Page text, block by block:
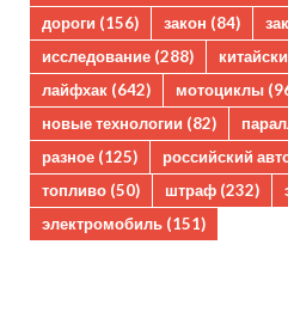
дороги (156) закон (84)
исследование (288)
лайфхак (642) мотоциклы
новые технологии (82)
разное (125) российский
топливо (50) штраф (232)
электромобиль (151)